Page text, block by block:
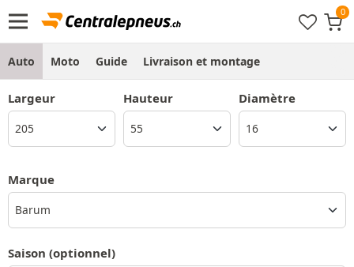
Auto Moto Guide Livraison et montage
Largeur Hauteur Diamètre
Marque
Barum
Saison (optionnel)